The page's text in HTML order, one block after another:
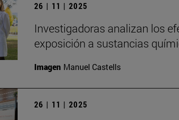
26 | 11 | 2025
Investigadoras analizan los
exposición a sustancias
Imagen Manuel Castells
26 | 11 | 2025